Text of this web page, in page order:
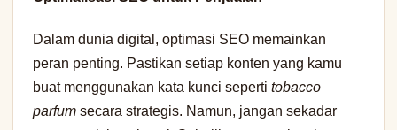
Dalam dunia digital, optimasi SEO memainkan
peran penting. Pastikan setiap konten yang kamu
buat menggunakan kata kunci seperti tobacco
parfum secara strategis. Namun, jangan sekadar